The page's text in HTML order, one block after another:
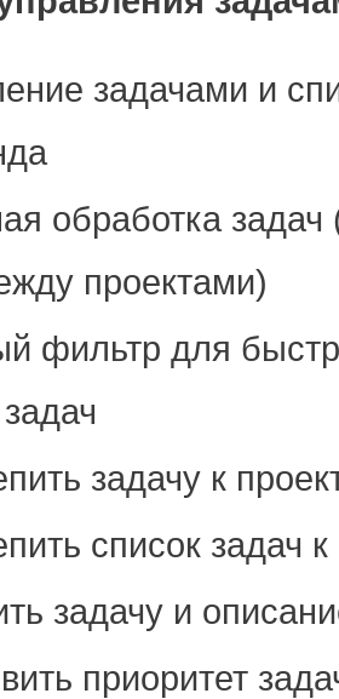
задачами и
обработка
проектами)
фильтр для
задачу к
список задач к
задачу и
приоритет